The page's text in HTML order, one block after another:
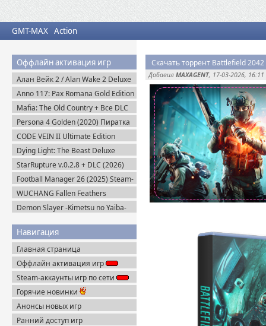
GMT-MAX Action
Оффлайн активация игр
Алан Вейк 2 / Alan Wake 2 Deluxe
Edition v.1.2.8 + DLC (2023)
Пиратка
Anno 117: Pax Romana Gold Edition
(2025) Uplay-Rip
Mafia: The Old Country + Все DLC
(2025) Пиратка
Persona 4 Golden (2020) Пиратка
CODE VEIN II Ultimate Edition
(2026) Steam-Rip
Dying Light: The Beast Deluxe
Edition v.1.6.4 + Все DLC (2025)
Пиратка
StarRupture v.0.2.8 + DLC (2026)
Пиратка
Football Manager 26 (2025) Steam-
Rip
WUCHANG Fallen Feathers
v.179951 + Все DLC (2025)
Пиратка
Demon Slayer -Kimetsu no Yaiba-
Навигация
Главная страница
Оффлайн активация игр
Steam-аккаунты игр по сети
Горячие новинки
Анонсы новых игр
Ранний доступ игр
Скачать торрент Battlefield
Добавил MAXAGENT, 17-03-2026, 16:11